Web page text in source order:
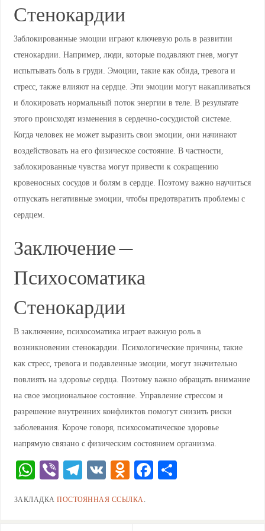
Стенокардии
Заблокированные эмоции играют ключевую роль в развитии
стенокардии. Например, люди, которые подавляют гнев, могут
испытывать боль в груди. Эмоции, такие как обида, тревога и
стресс, также влияют на сердце. Эти эмоции могут накапливаться
и блокировать нормальный поток энергии в теле. В результате
этого происходят изменения в сердечно-сосудистой системе.
Когда человек не может выразить свои эмоции, они начинают
воздействовать на его физическое состояние. В частности,
заблокированные чувства могут привести к сокращению
кровеносных сосудов и болям в сердце. Поэтому важно научиться
отпускать негативные эмоции, чтобы предотвратить проблемы с
сердцем.
Заключение —
Психосоматика
Стенокардии
В заключение, психосоматика играет важную роль в
возникновении стенокардии. Психологические причины, такие
как стресс, тревога и подавленные эмоции, могут значительно
повлиять на здоровье сердца. Поэтому важно обращать внимание
на свое эмоциональное состояние. Управление стрессом и
разрешение внутренних конфликтов помогут снизить риски
заболевания. Короче говоря, психосоматическое здоровье
напрямую связано с физическим состоянием организма.
W
at
Vi
er
T
e
V O
n
F О
ЗАКЛАДКАПОСТОЯННАЯ ССЫЛКА.